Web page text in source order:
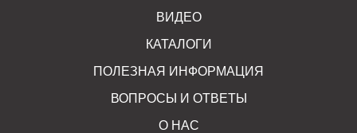
ВИДЕО
КАТАЛОГИ
ПОЛЕЗНАЯ ИНФОРМАЦИЯ
ВОПРОСЫ И ОТВЕТЫ
О НАС